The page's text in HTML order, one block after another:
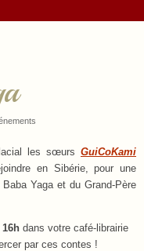
les sœurs GuiCoKami
en Sibérie, pour une
Yaga et du Grand-Père
dans votre café-librairie
par ces contes !